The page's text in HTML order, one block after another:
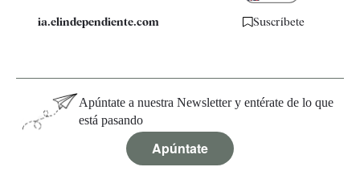
ia.elindependiente.com Suscríbete
Apúntate a nuestra Newsletter y entérate de lo que
está pasando
Apúntate